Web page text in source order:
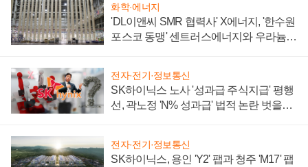
화학·에너지
'DL이앤씨 SMR 협력사' X에너지, '한수원
포스코 동맹' 센트러스에너지와 우라늄
전자·전기·정보통신
SK하이닉스 노사 '성과급 주식지급' 평행
선, 곽노정 'N% 성과급' 법적 논란 벗을지
전자·전기·정보통신
SK하이닉스, 용인 'Y2' 팹과 청주 'M17' 팹